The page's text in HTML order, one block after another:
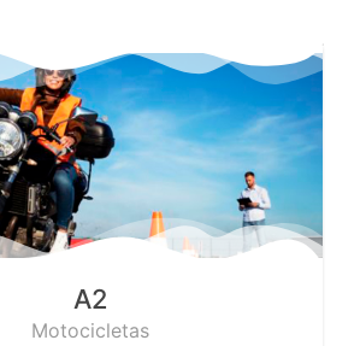
A2
Motocicletas
ENSEÑANZA AUTOMOVILÍSTICA"
tipo A2
y certificación para conducir
Motocicleta Y Mototriciclo de